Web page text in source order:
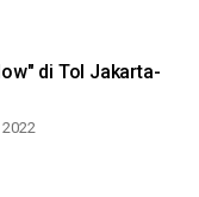
di Tol Jakarta-